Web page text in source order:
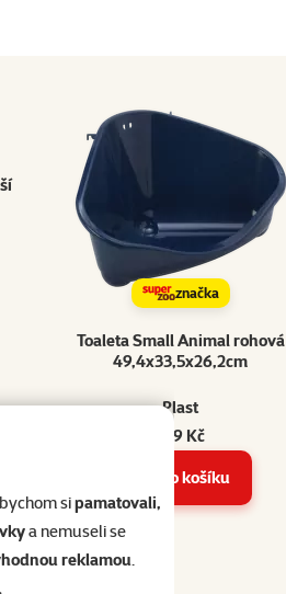
sipamatovali,
a nemuseli se
reklamou.
značka
Toaleta Small Animal rohová
49,4x33,5x26,2cm
Plast
169 Kč
Do košíku